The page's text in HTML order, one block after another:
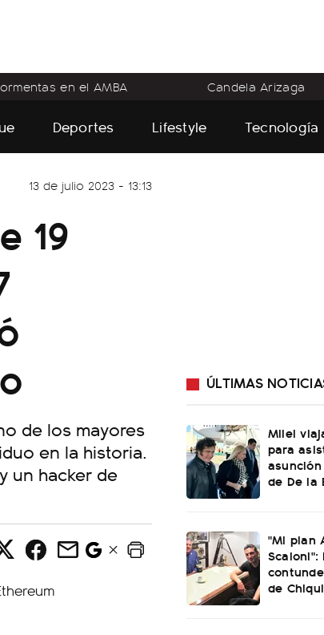
en el AMBA Candela Arizaga
Deportes Lifestyle Tecnología
13 de julio 2023 - 13:13
19
de los mayores
en la historia.
un hacker de
ÚLTIMAS
Milei
para
de De la
"Mi plan
Scaloni":
de